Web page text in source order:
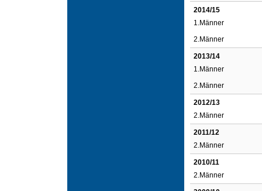
2014/15
1.Männer
2.Männer
2013/14
1.Männer
2.Männer
2012/13
2.Männer
2011/12
2.Männer
2010/11
2.Männer